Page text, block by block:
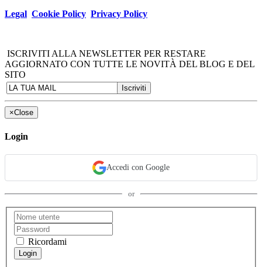
Legal Cookie Policy Privacy Policy
ISCRIVITI ALLA NEWSLETTER PER RESTARE
AGGIORNATO CON TUTTE LE NOVITÀ DEL BLOG E DEL
SITO
×Close
Login
Accedi con Google
or
Ricordami